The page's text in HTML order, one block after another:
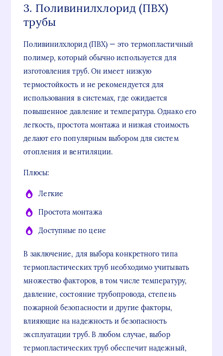
3. Поливинилхлорид (ПВХ)
трубы
Поливинилхлорид (ПВХ) — это термопластичный
полимер, который обычно используется для
изготовления труб. Он имеет низкую
термостойкость и не рекомендуется для
использования в системах, где ожидается
повышенное давление и температура. Однако его
легкость, простота монтажа и низкая стоимость
делают его популярным выбором для систем
отопления и вентиляции.
Плюсы:
Легкие
Простота монтажа
Доступные по цене
В заключение, для выбора конкретного типа
термопластических труб необходимо учитывать
множество факторов, в том числе температуру,
давление, состояние трубопровода, степень
пожарной безопасности и другие факторы,
влияющие на надежность и безопасность
эксплуатации труб. В любом случае, выбор
термопластических труб обеспечит надежный,